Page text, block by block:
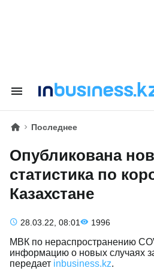
Последнее
Опубликована
статистика по
Казахстане
28.03.22, 08:01 1996
МВК по нераспространению
информацию о новых случаях
передает inbusiness.kz.